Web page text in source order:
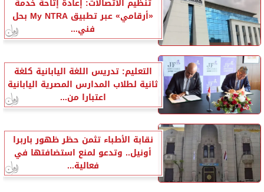
تنظيم الاتصالات: إعادة إتاحة خدمة
«أرقامي» عبر تطبيق My NTRA بحل
فني...
التعليم: تدريس اللغة اليابانية كلغة
ثانية لطلاب المدارس المصرية اليابانية
اعتبارا من...
نقابة الأطباء تثمن حظر ظهور باربرا
أونيل.. وتدعو لمنع استضافتها في
فعالية...